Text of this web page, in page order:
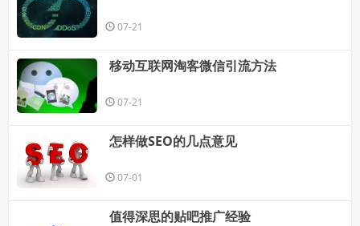
07-21
移动互联网淘客微信引流方法
07-21
怎样做SEO的几点意见
07-01
值得深思的贴吧推广经验